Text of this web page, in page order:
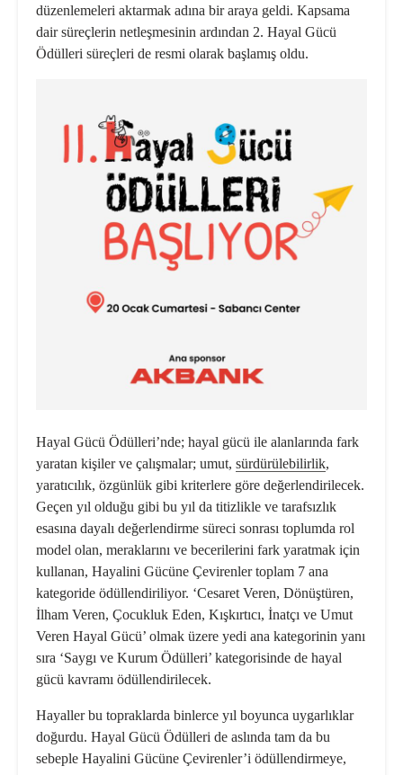
düzenlemeleri aktarmak adına bir araya geldi. Kapsama
dair süreçlerin netleşmesinin ardından 2. Hayal Gücü
Ödülleri süreçleri de resmi olarak başlamış oldu.
Hayal Gücü Ödülleri’nde; hayal gücü ile alanlarında fark
yaratan kişiler ve çalışmalar; umut, sürdürülebilirlik,
yaratıcılık, özgünlük gibi kriterlere göre değerlendirilecek.
Geçen yıl olduğu gibi bu yıl da titizlikle ve tarafsızlık
esasına dayalı değerlendirme süreci sonrası toplumda rol
model olan, meraklarını ve becerilerini fark yaratmak için
kullanan, Hayalini Gücüne Çevirenler toplam 7 ana
kategoride ödüllendiriliyor. ‘Cesaret Veren, Dönüştüren,
İlham Veren, Çocukluk Eden, Kışkırtıcı, İnatçı ve Umut
Veren Hayal Gücü’ olmak üzere yedi ana kategorinin yanı
sıra ‘Saygı ve Kurum Ödülleri’ kategorisinde de hayal
gücü kavramı ödüllendirilecek.
Hayaller bu topraklarda binlerce yıl boyunca uygarlıklar
doğurdu. Hayal Gücü Ödülleri de aslında tam da bu
sebeple Hayalini Gücüne Çevirenler’i ödüllendirmeye,